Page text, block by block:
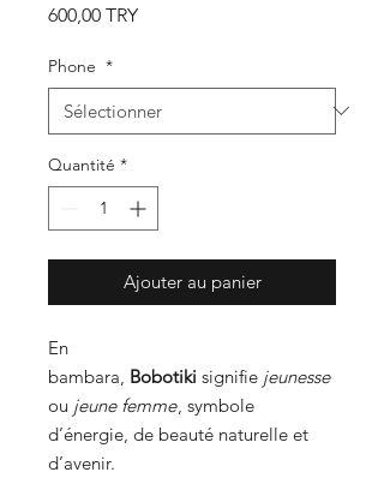
600,00 TRYPrix
Phone *
Quantité *
Ajouter au panier
En
bambara, Bobotiki signifie jeunesse
ou jeune femme , symbole
d’énergie, de beauté naturelle et
d’avenir.